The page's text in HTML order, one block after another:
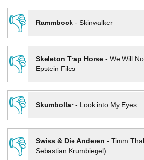
👎
Rammbock- Skinwalker
👎
Skeleton Trap Horse- We Will
Epstein Files
👎
Skumbollar- Look into My Eyes
👎
Swiss & Die Anderen - Timm
Sebastian Krumbiegel)